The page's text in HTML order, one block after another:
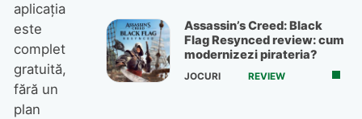
aplicația
este
complet
gratuită,
fără un
plan
Assassin’s Creed: Black
Flag Resynced review: cum
modernizezi pirateria?
JOCURI REVIEW